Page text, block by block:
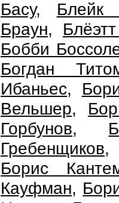
Басу, Блейк
Браун,
Бобби
Богдан
Ибаньес,
Вельшер,
Горбунов,
Гребенщиков
Борис
Кауфман,